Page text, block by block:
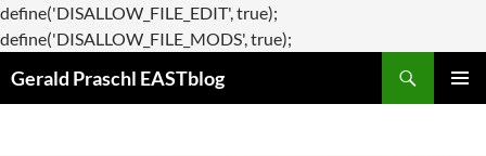
define('DISALLOW_FILE_EDIT', true);
define('DISALLOW_FILE_MODS', true);
Gerald Praschl EASTblog